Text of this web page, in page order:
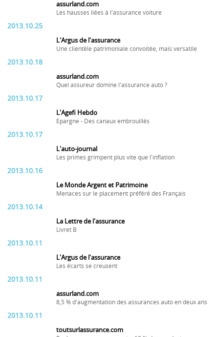
assurland.com
Les hausses liées à l'assurance voiture
2013.10.25
L'Argus de l'assurance
Une clientèle patrimoniale convoitée, mais versatile
2013.10.18
assurland.com
Quel assureur domine l'assurance auto ?
2013.10.17
L'Agefi Hebdo
Epargne - Des canaux embrouillés
2013.10.17
L'auto-journal
Les primes grimpent plus vite que l'inflation
2013.10.16
Le Monde Argent et Patrimoine
Menaces sur le placement préféré des Français
2013.10.14
La Lettre de l'assurance
Livret B
2013.10.11
L'Argus de l'assurance
Les écarts se creusent
2013.10.11
assurland.com
8,5 % d'augmentation des assurances auto en deux ans
2013.10.11
toutsurlassurance.com